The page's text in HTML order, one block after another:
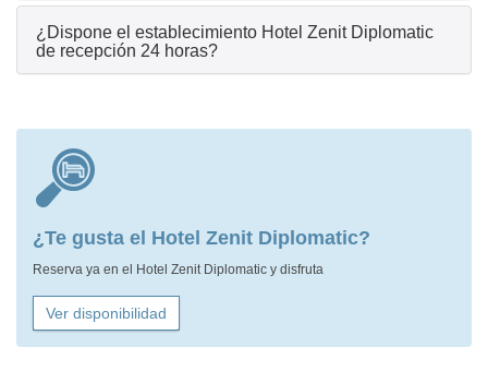
¿Dispone el establecimiento Hotel Zenit Diplomatic
de recepción 24 horas?
¿Te gusta el Hotel Zenit Diplomatic?
Reserva ya en el Hotel Zenit Diplomatic y disfruta
Ver disponibilidad